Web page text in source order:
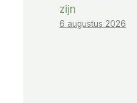
zijn
6 augustus 2026